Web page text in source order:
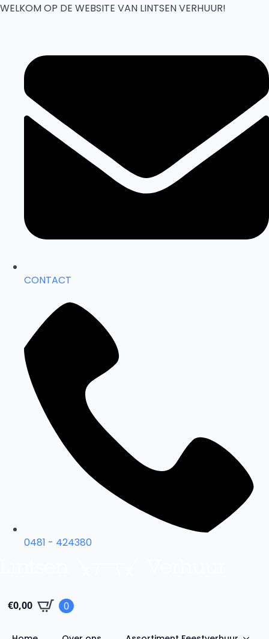
WELKOM OP DE WEBSITE VAN LINTSEN VERHUUR!
CONTACT
0481 - 424380
€0,00 0